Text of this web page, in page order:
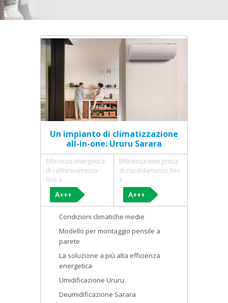
Un impianto di climatizzazione
all-in-one: Ururu Sarara
Efficienza energetica
di raffrescamento
fino a
Efficienza energetica
di riscaldamento fino
a
Condizioni climatiche medie
Modello per montaggio pensile a
parete
La soluzione a più alta efficienza
energetica
Umidificazione Ururu
Deumidificazione Sarara